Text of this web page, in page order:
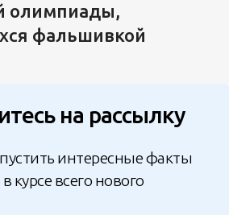
олимпиады,
фальшивкой
на рассылку
интересные факты
курсе всего нового